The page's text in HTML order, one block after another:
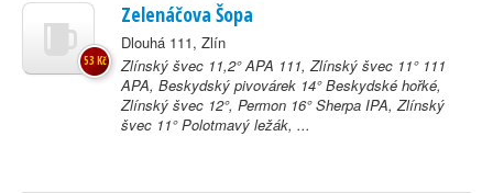
Zelenáčova Šopa
Dlouhá 111, Zlín
Zlínský švec 11,2° APA 111, Zlínský švec 11° 111
APA, Beskydský pivovárek 14° Beskydské hořké,
Zlínský švec 12°, Permon 16° Sherpa IPA, Zlínský
švec 11° Polotmavý ležák, ...
53 Kč